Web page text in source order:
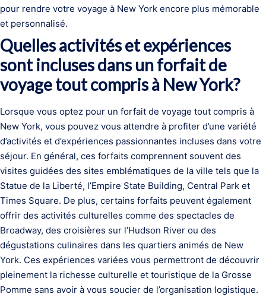
pour rendre votre voyage à New York encore plus mémorable
et personnalisé.
Quelles activités et expériences
sont incluses dans un forfait de
voyage tout compris à New York?
Lorsque vous optez pour un forfait de voyage tout compris à
New York, vous pouvez vous attendre à profiter d’une variété
d’activités et d’expériences passionnantes incluses dans votre
séjour. En général, ces forfaits comprennent souvent des
visites guidées des sites emblématiques de la ville tels que la
Statue de la Liberté, l’Empire State Building, Central Park et
Times Square. De plus, certains forfaits peuvent également
offrir des activités culturelles comme des spectacles de
Broadway, des croisières sur l’Hudson River ou des
dégustations culinaires dans les quartiers animés de New
York. Ces expériences variées vous permettront de découvrir
pleinement la richesse culturelle et touristique de la Grosse
Pomme sans avoir à vous soucier de l’organisation logistique.